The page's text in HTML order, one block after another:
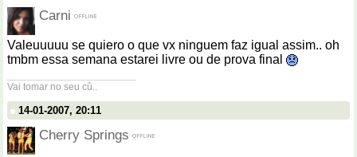
Carni
Valeuuuuu se quiero o que vx ninguem faz igual assim.. oh
tmbm essa semana estarei livre ou de prova final
Vai tomar no seu cû..
14-01-2007, 20:11
Cherry Springs